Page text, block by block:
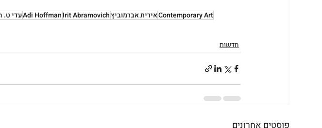
Contemporary Artאירית אברמוביץIrit Abramovich
Adi Hoffmanעדי ט.
חדשות
פוסטים אחרונים